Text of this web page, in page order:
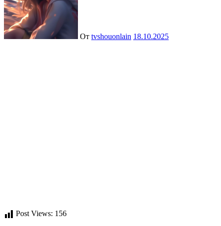
От tvshouonlain 18.10.2025
Post Views: 156